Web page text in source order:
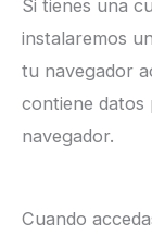
Si tienes una
instalaremos
tu navegador
contiene datos
navegador.
Cuando